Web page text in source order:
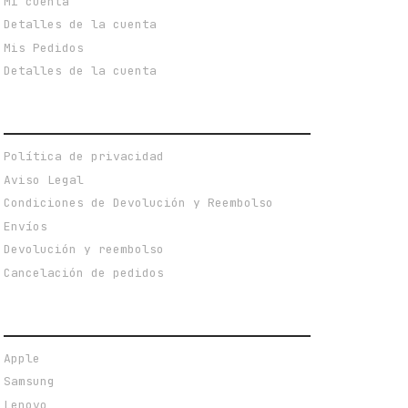
Detalles de la cuenta
Mis Pedidos
Detalles de la cuenta
Política de privacidad
Aviso Legal
Condiciones de Devolución y Reembolso
Envíos
Devolución y reembolso
Cancelación de pedidos
Apple
Samsung
Lenovo